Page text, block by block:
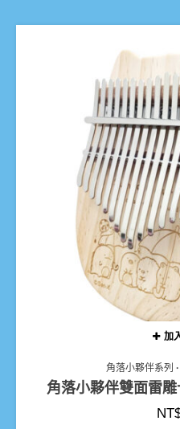
加
角落小夥伴系列
角落小夥伴雙面雷